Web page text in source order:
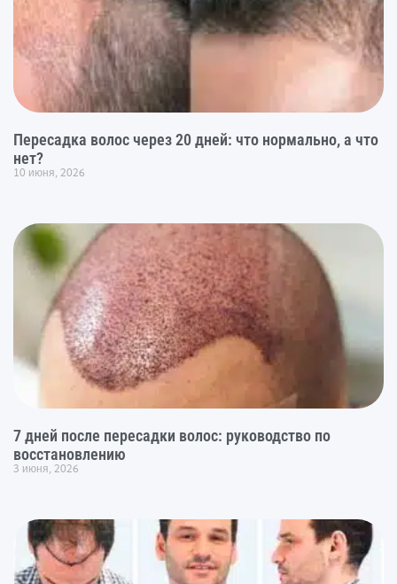
Пересадка волос через 20 дней: что нормально, а что
нет?
10 июня, 2026
7 дней после пересадки волос: руководство по
восстановлению
3 июня, 2026